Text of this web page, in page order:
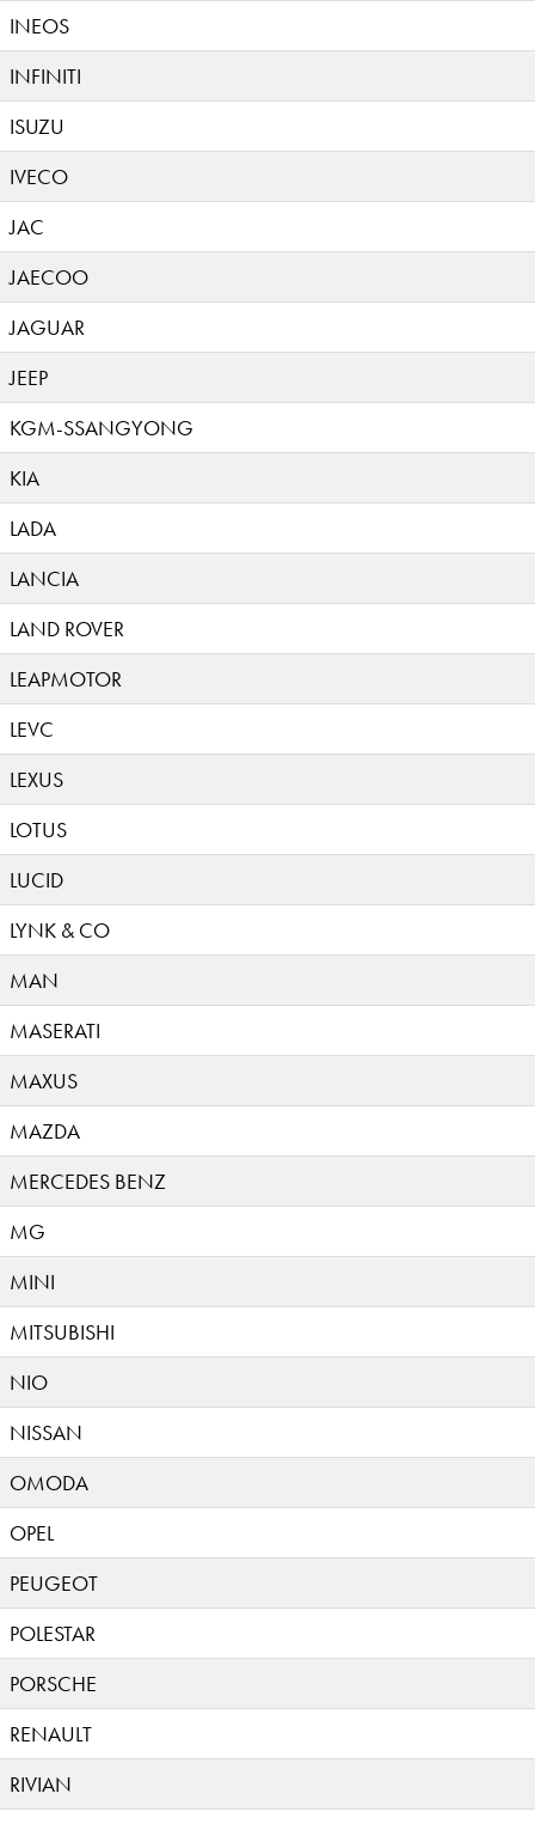
INEOS
INFINITI
ISUZU
IVECO
JAC
JAECOO
JAGUAR
JEEP
KGM-SSANGYONG
KIA
LADA
LANCIA
LAND ROVER
LEAPMOTOR
LEVC
LEXUS
LOTUS
LUCID
LYNK & CO
MAN
MASERATI
MAXUS
MAZDA
MERCEDES BENZ
MG
MINI
MITSUBISHI
NIO
NISSAN
OMODA
OPEL
PEUGEOT
POLESTAR
PORSCHE
RENAULT
RIVIAN